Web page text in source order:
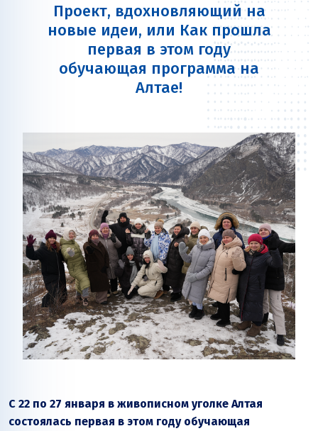
Проект, вдохновляющий на
новые идеи, или Как прошла
первая в этом году
обучающая программа на
Алтае!
С 22 по 27 января в живописном уголке Алтая
состоялась первая в этом году обучающая